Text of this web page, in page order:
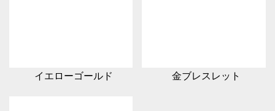
イエローゴールド 金ブレスレット